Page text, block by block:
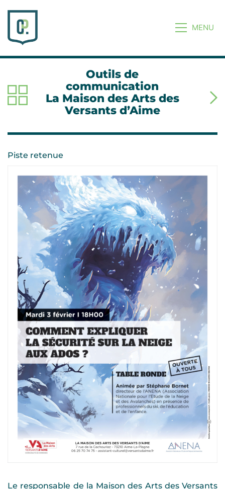
MENU
Outils de
communication
La Maison des Arts des
Versants d’Aime
Piste retenue
Le responsable de la Maison des Arts des Versants